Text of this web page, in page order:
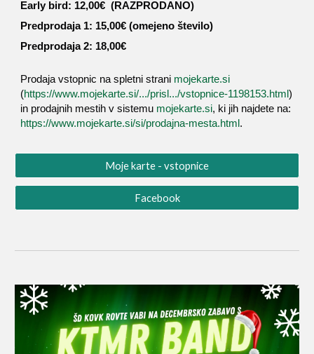
Early bird: 12,00€ (RAZPRODANO)
Predprodaja 1: 15,00€ (omejeno število)
Predprodaja 2: 18,00€
Prodaja vstopnic na spletni strani mojekarte.si
(https://www.mojekarte.si/.../prisl.../vstopnice-1198153.html)
in prodajnih mestih v sistemu mojekarte.si, ki jih najdete na:
https://www.mojekarte.si/si/prodajna-mesta.html.
Moje karte - vstopnice
Facebook